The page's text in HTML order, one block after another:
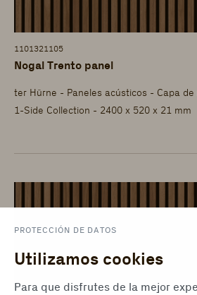
1101321105
Nogal Trento panel
ter Hürne - Paneles acústicos - Capa de
1-Side Collection - 2400 x 520 x 21 mm
PROTECCIÓN DE DATOS
Utilizamos cookies
Para que disfrutes de la mejor